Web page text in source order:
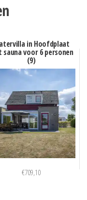
in Hoofdplaat
sauna voor 6 personen
(9)
€709,10